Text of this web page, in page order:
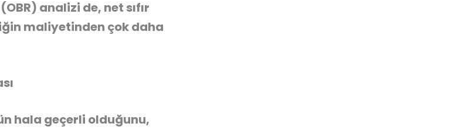
analizi de, net sıfır
maliyetinden çok daha
hala geçerli olduğunu,